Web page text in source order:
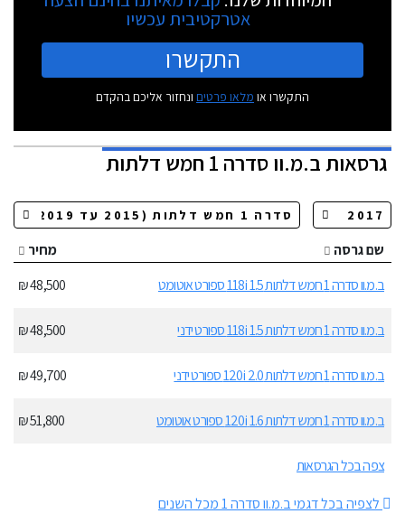
אטרקטיבית עכשיו
התקשרו
התקשרו או מלאו פרטים ונחזור אליכם בהקדם
גרסאותב.מ.וו סדרה 1 חמש דלתות
שם גרסה
מחיר
ב.מ.וו סדרה 1 חמש דלתות 118i 1.5 ספורט אוטומט
48,500 ₪
ב.מ.וו סדרה 1 חמש דלתות 118i 1.5 ספורט ידני 48,500 ₪
ב.מ.וו סדרה 1 חמש דלתות 120i 2.0 ספורט ידני 49,700 ₪
ב.מ.וו סדרה 1 חמש דלתות 1.6 120i ספורט אוטומט 51,800 ₪
צפה בכל הגרסאות
לצפיה בכל דגמי ב.מ.וו סדרה 1 מכל השנים